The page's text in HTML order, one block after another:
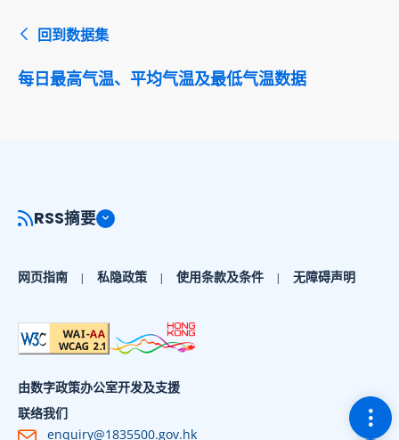
回到数据集
每日最高气温、平均气温及最低气温数据
切
RSS摘要
网页指南 私隐政策 使用条款及条件 无障碍声明
由数字政策办公室开发及支援
联络我们
enquiry@1835500.gov.hk